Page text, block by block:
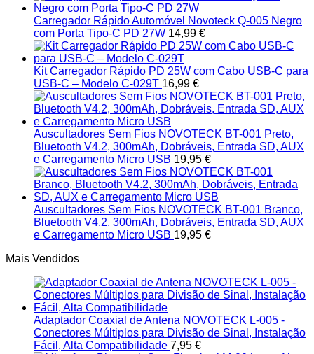
Carregador Rápido Automóvel Novoteck Q-005 Negro
com Porta Tipo-C PD 27W 14,99 €
Kit Carregador Rápido PD 25W com Cabo USB-C para
USB-C – Modelo C-029T 16,99 €
Auscultadores Sem Fios NOVOTECK BT-001 Preto,
Bluetooth V4.2, 300mAh, Dobráveis, Entrada SD, AUX
e Carregamento Micro USB 19,95 €
Auscultadores Sem Fios NOVOTECK BT-001 Branco,
Bluetooth V4.2, 300mAh, Dobráveis, Entrada SD, AUX
e Carregamento Micro USB 19,95 €
Mais Vendidos
Adaptador Coaxial de Antena NOVOTECK L-005 -
Conectores Múltiplos para Divisão de Sinal, Instalação
Fácil, Alta Compatibilidade 7,95 €